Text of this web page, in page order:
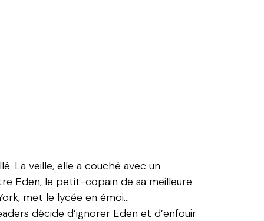
La veille, elle a couché avec un
Eden, le petit-copain de sa meilleure
met le lycée en émoi…
décide d’ignorer Eden et d’enfouir